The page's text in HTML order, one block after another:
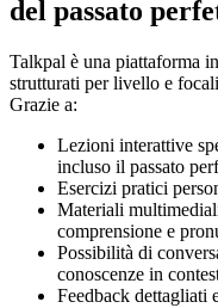
del passato
Talkpal è una piattaforma
strutturati per livello e
Grazie a:
Lezioni interattive
incluso il passato
Esercizi pratici
Materiali
comprensione e
Possibilità di
conoscenze in
Feedback dettagliati